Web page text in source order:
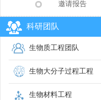
邀请报告
科研团队
生物质工程团队
生物大分子过程工程
生物材料工程